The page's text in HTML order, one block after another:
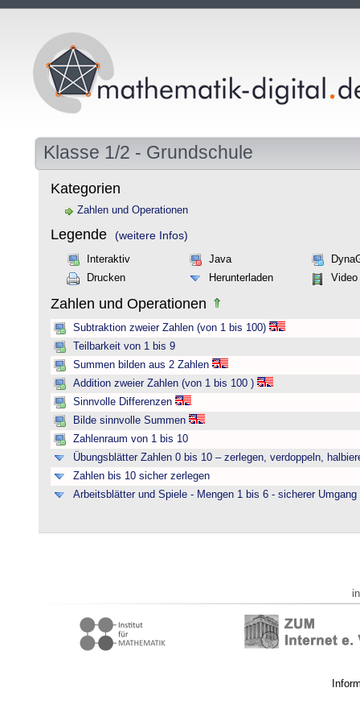
Klasse 1/2 - Grundschule
Kategorien
Zahlen und Operationen
Legende (weitere Infos)
Interaktiv Java
Drucken
Herunterladen Video
Zahlen und Operationen
Subtraktion zweier Zahlen (von 1 bis 100)
Teilbarkeit von 1 bis 9
Summen bilden aus 2 Zahlen
Addition zweier Zahlen (von 1 bis 100 )
Sinnvolle Differenzen
Bilde sinnvolle Summen
Zahlenraum von 1 bis 10
Übungsblätter Zahlen 0 bis 10 – zerlegen, verdoppeln,
Zahlen bis 10 sicher zerlegen
Arbeitsblätter und Spiele - Mengen 1 bis 6 - sicherer Umgang